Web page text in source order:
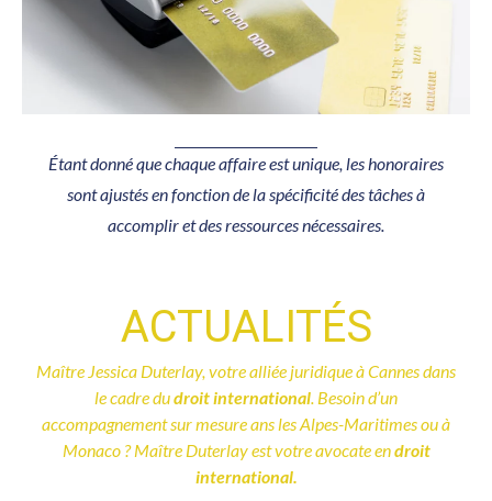
Étant donné que chaque affaire est unique, les honoraires
sont ajustés en fonction de la spécificité des tâches à
accomplir et des ressources nécessaires.
ACTUALITÉS
Maître Jessica Duterlay, votre alliée juridique à Cannes dans
le cadre dudroit international . Besoin d’un
accompagnement sur mesure ans les Alpes-Maritimes ou à
Monaco ? Maître Duterlay est votre avocate endroit
international.